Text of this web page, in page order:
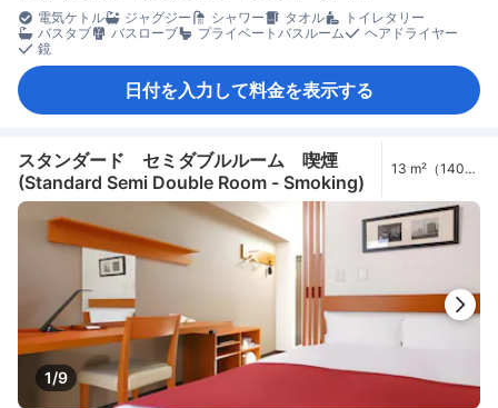
電気ケトル
ジャグジー シャワー タオル
トイレタリー
バスタブ
バスローブ プライベートバスルーム
ヘアドライヤー
鏡
日付を入力して料金を表示する
スタンダード セミダブルルーム 喫煙
(Standard Semi Double Room - Smoking)
13 m²（140
1/9